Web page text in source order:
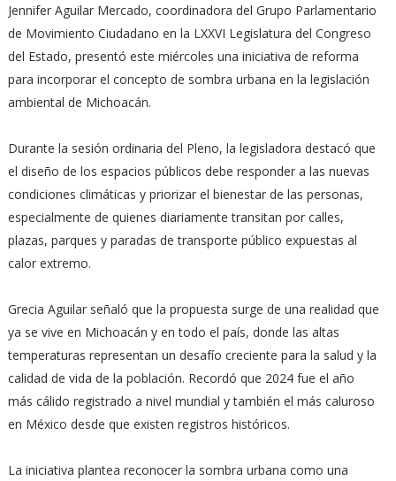
Jennifer Aguilar Mercado, coordinadora del Grupo Parlamentario
de Movimiento Ciudadano en la LXXVI Legislatura del Congreso
del Estado, presentó este miércoles una iniciativa de reforma
para incorporar el concepto de sombra urbana en la legislación
ambiental de Michoacán.
Durante la sesión ordinaria del Pleno, la legisladora destacó que
el diseño de los espacios públicos debe responder a las nuevas
condiciones climáticas y priorizar el bienestar de las personas,
especialmente de quienes diariamente transitan por calles,
plazas, parques y paradas de transporte público expuestas al
calor extremo.
Grecia Aguilar señaló que la propuesta surge de una realidad que
ya se vive en Michoacán y en todo el país, donde las altas
temperaturas representan un desafío creciente para la salud y la
calidad de vida de la población. Recordó que 2024 fue el año
más cálido registrado a nivel mundial y también el más caluroso
en México desde que existen registros históricos.
La iniciativa plantea reconocer la sombra urbana como una